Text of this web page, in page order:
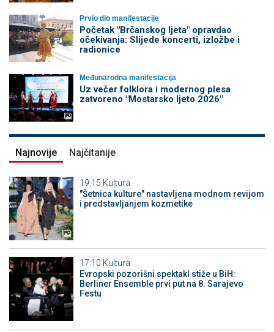
Prvio dio manifestacije
Početak "Brčanskog ljeta" opravdao
očekivanja: Slijede koncerti, izložbe i
radionice
Međunarodna manifestacija
Uz večer folklora i modernog plesa
zatvoreno "Mostarsko ljeto 2026"
Najnovije Najčitanije
19:15 Kultura
"Šetnica kulture" nastavljena modnom revijom
i predstavljanjem kozmetike
17:10 Kultura
Evropski pozorišni spektakl stiže u BiH:
Berliner Ensemble prvi put na 8. Sarajevo
Festu